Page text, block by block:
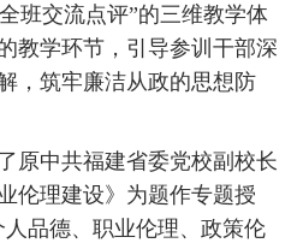
班交流点评”的三维教学体
教学环节，引导参训干部深
，筑牢廉洁从政的思想防
原中共福建省委党校副校长
伦理建设》为题作专题授
品德、职业伦理、政策伦